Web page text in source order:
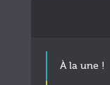
À la une !